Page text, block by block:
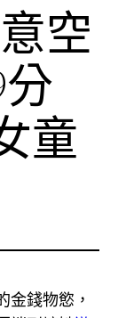
空
童
金錢物慾，